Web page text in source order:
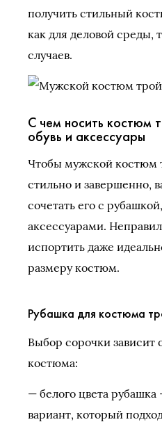
получить стильный
как для деловой среды,
случаев.
С чем носить костюм
обувь и аксессуары
Чтобы мужской костюм
стильно и завершенно,
сочетать его с
аксессуарами.
испортить даже
размеру костюм.
Рубашка для костюма
Выбор сорочки зависит
костюма:
— белого цвета
вариант, который